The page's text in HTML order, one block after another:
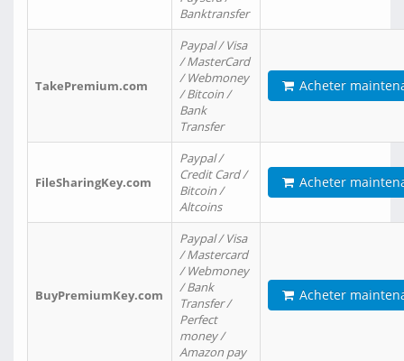
Banktransfer
TakePremium.com
Paypal / Visa
/ MasterCard
/ Webmoney
/ Bitcoin /
Bank
Transfer
Acheter
FileSharingKey.com
Paypal /
Credit Card /
Bitcoin /
Altcoins
Acheter
BuyPremiumKey.com
Paypal / Visa
/ Mastercard
/ Webmoney
/ Bank
Transfer /
Perfect
money /
Amazon pay
Acheter